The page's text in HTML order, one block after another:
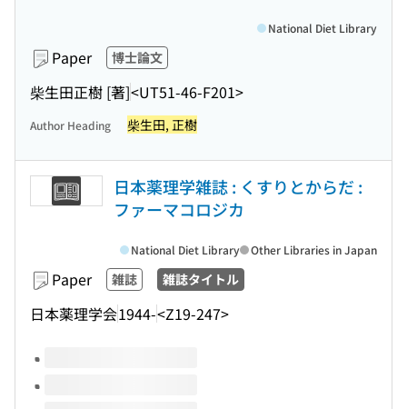
Paper 博士論文
柴生田正樹 [著]<UT51-46-F201>
National Diet Library
Author Heading 柴生田, 正樹
日本薬理学雑誌 : くすりとからだ :
ファーマコロジカ
Paper 雑誌 雑誌タイトル
日本薬理学会1944-<Z19-247>
National Diet Library Other Libraries in Japan
Volumes of this title